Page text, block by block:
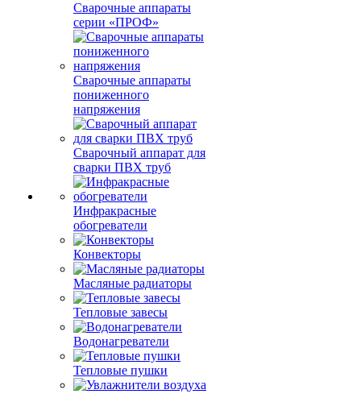
Сварочные аппараты
серии «ПРОФ»
Сварочные аппараты
пониженного
напряжения
Сварочный аппарат для
сварки ПВХ труб
Инфракрасные
обогреватели
Конвекторы
Масляные радиаторы
Тепловые завесы
Водонагреватели
Тепловые пушки